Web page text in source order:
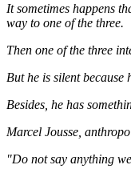
It sometimes happens
way to one of the three.
Then one of the three
But he is silent because
Besides, he has
Marcel Jousse,
"Do not say anything